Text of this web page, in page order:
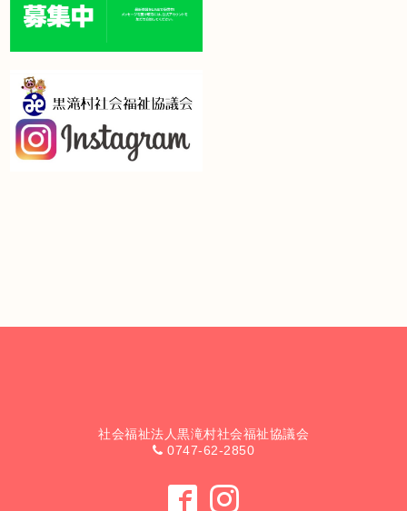
社会福祉法人黒滝村社会福祉協議会
0747-62-2850